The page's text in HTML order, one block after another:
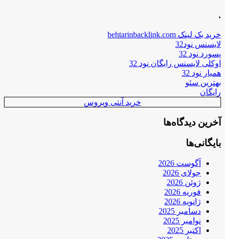
.
خرید بک لینک behtarinbacklink.com
لایسنس نود32
پسورد نود 32
اوکلی لایسنس رایگان نود 32
همیار نود 32
بهترین سئو
رایگان
خرید آنتی ویروس
آخرین دیدگاه‌ها
بایگانی‌ها
آگوست 2026
جولای 2026
ژوئن 2026
فوریه 2026
ژانویه 2026
دسامبر 2025
نوامبر 2025
اکتبر 2025